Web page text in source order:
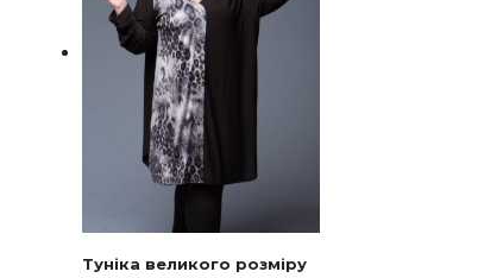
Туніка великого розміру